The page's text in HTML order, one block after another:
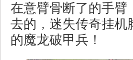
在意臂骨断了的手臂
去的，迷失传奇挂机
的魔龙破甲兵！